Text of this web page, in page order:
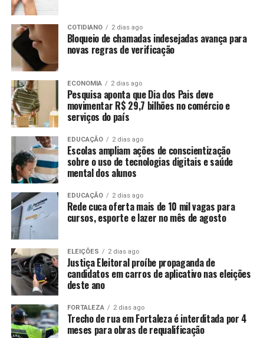
COTIDIANO 2 dias ago
Bloqueio de chamadas indesejadas avança para
novas regras de verificação
ECONOMIA 2 dias ago
Pesquisa aponta que Dia dos Pais deve
movimentar R$ 29,7 bilhões no comércio e
serviços do país
EDUCAÇÃO 2 dias ago
Escolas ampliam ações de conscientização
sobre o uso de tecnologias digitais e saúde
mental dos alunos
EDUCAÇÃO 2 dias ago
Rede cuca oferta mais de 10 mil vagas para
cursos, esporte e lazer no mês de agosto
ELEIÇÕES 2 dias ago
Justiça Eleitoral proíbe propaganda de
candidatos em carros de aplicativo nas eleições
deste ano
FORTALEZA 2 dias ago
Trecho de rua em Fortaleza é interditada por 4
meses para obras de requalificação